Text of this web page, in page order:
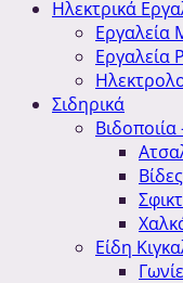
Ηλεκτρικά
Εργαλεία
Εργαλεία
Σιδηρικά
Είδη